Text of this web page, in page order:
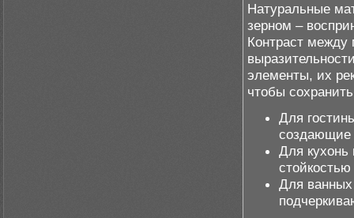
Натуральные
зерном –
Контраст
элементы, их
чтобы
Для
Для кухонь
Для ванных